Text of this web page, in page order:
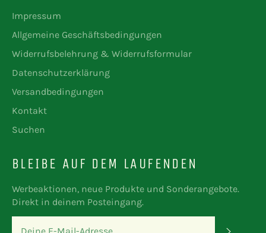
Impressum
Allgemeine Geschäftsbedingungen
Widerrufsbelehrung & Widerrufsformular
Datenschutzerklärung
Versandbedingungen
Kontakt
Suchen
BLEIBE AUF DEM LAUFENDEN
Werbeaktionen, neue Produkte und Sonderangebote.
Direkt in deinem Posteingang.